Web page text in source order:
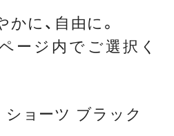
に、自由に。
ージ内でご選択く
ョーツ ブラック